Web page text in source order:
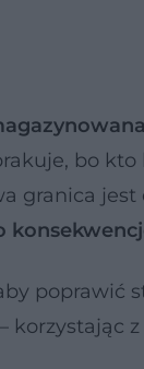
bo kto
granica jest
poprawić
korzystając z